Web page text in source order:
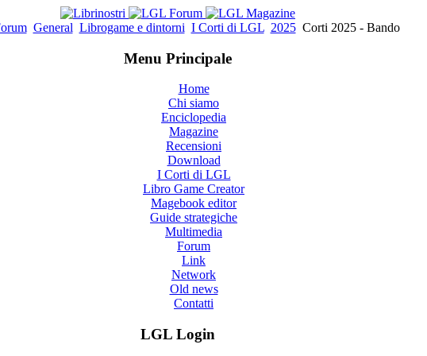
General Librogame e dintorni I Corti di LGL 2025 Corti 2025 - Bando
Menu Principale
Home
Chi siamo
Enciclopedia
Magazine
Recensioni
Download
I Corti di LGL
Libro Game Creator
Magebook editor
Guide strategiche
Multimedia
Forum
Link
Network
Old news
Contatti
LGL Login